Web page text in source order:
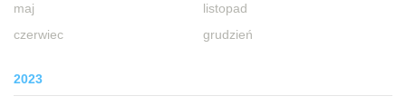
maj
czerwiec
listopad
grudzień
2023